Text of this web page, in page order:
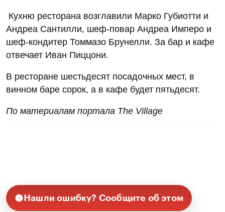
Кухню ресторана возглавили Марко Губиотти и
Андреа Сантилли, шеф-повар Андреа Имперо и
шеф-кондитер Томмазо Брунелли. За бар и кафе
отвечает Иван Пиццони.
В ресторане шестьдесят посадочных мест, в
винном баре сорок, а в кафе будет пятьдесят.
По материалам портала The Village
Нашли ошибку? Сообщите об этом